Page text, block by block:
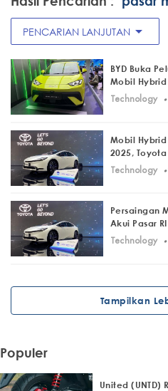
PENCARIAN LANJUTAN arrow_drop_down
BYD Buka
Mobil
Technology
·
Mobil Hybrid
2025,
Technology
·
Persaingan
Akui Pasar
Technology
·
Tampilkan
Populer
United (UNTD)